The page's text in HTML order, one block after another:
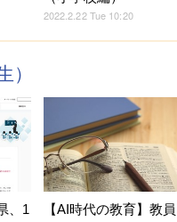
2022.2.22 Tue 10:20
）
、1
【AI時代の教育】教員